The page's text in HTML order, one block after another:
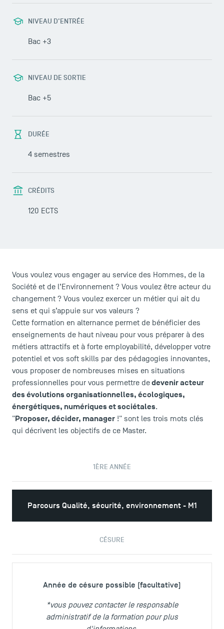
Le corps professoral
NIVEAU D'ENTRÉE
Bac +3
NIVEAU DE SORTIE
Bac +5
DURÉE
4 semestres
CRÉDITS
120 ECTS
Vous voulez vous engager au service des Hommes, de la
Société et de l’Environnement ? Vous voulez être acteur du
changement ? Vous voulez exercer un métier qui ait du
sens et qui s’appuie sur vos valeurs ?
Cette formation en alternance permet de bénéficier des
enseignements de haut niveau pour vous préparer à des
métiers attractifs et à forte employabilité, développer votre
potentiel et vos soft skills par des pédagogies innovantes,
vous proposer de nombreuses mises en situations
professionnelles pour vous permettre dedevenir acteur
des évolutions organisationnelles, écologiques,
énergétiques, numériques et sociétales.
"Proposer, décider, manager !" sont les trois mots clés
qui décrivent les objectifs de ce Master.
1ÈRE ANNÉE
Parcours Qualité, sécurité, environnement - M1
CÉSURE
Année de césure possible (facultative)
*vous pouvez contacter le responsable
administratif de la formation pour plus